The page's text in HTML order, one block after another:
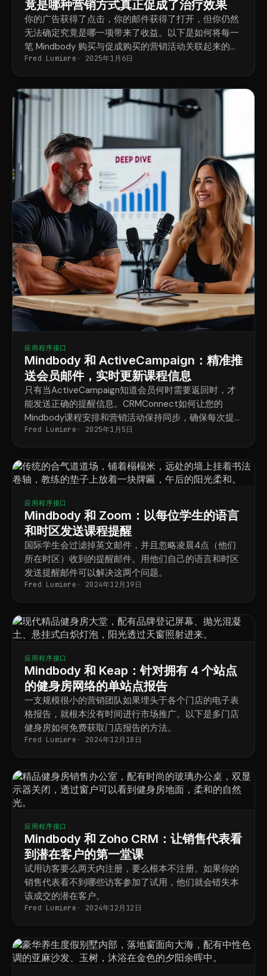
竟是哪种营销方式真正促成了治疗效果
你的广告获得了点击，你的邮件获得了打开，但你仍然
无法确定究竟是哪一项带来了收益。以下是如何将每一
笔 Mindbody 购买与促成购买的营销活动关联起来的方
法。
Fred Lumiere 2025年1月6日
应用程序接口
Mindbody 和 ActiveCampaign：精准推
送会员邮件，实时更新课程信息
只有当ActiveCampaign知道会员何时需要返回时，才
能发送正确的提醒信息。CRMConnect如何让您的
Mindbody课程安排和营销活动保持同步，确保每次提
醒都能准时送达？
Fred Lumiere 2025年1月5日
应用程序接口
Mindbody 和 Zoom：以每位学生的语言
和时区发送课程提醒
国际学生会过滤掉英文邮件，并且忽略凌晨4点（他们
所在时区）收到的提醒邮件。用他们自己的语言和时区
发送提醒邮件可以解决这两个问题。
Fred Lumiere 2024年12月19日
应用程序接口
Mindbody 和 Keap：针对拥有 4 个站点
的健身房网络的单站点报告
一支规模很小的营销团队如果埋头于各个门店的电子表
格报告，就根本没有时间进行市场推广。以下是多门店
健身房如何免费获取门店报告的方法。
Fred Lumiere 2024年12月18日
应用程序接口
Mindbody 和 Zoho CRM：让销售代表看
到潜在客户的第一堂课
试用访客要么两天内注册，要么根本不注册。如果你的
销售代表看不到哪些访客参加了试用，他们就会错失本
该成交的潜在客户。
Fred Lumiere 2024年12月12日